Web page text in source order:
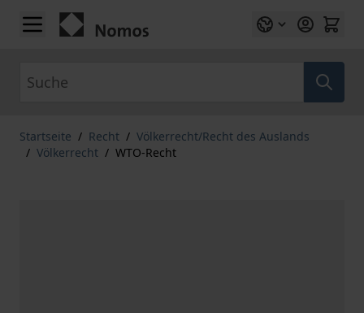
Zum Inhalt springen
Startseite / Recht / Völkerrecht/Recht des Auslands
/ Völkerrecht / WTO-Recht